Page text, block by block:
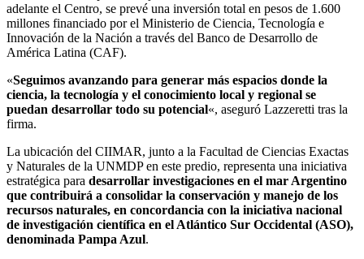
adelante el Centro, se prevé una inversión total en pesos de 1.600
millones financiado por el Ministerio de Ciencia, Tecnología e
Innovación de la Nación a través del Banco de Desarrollo de
América Latina (CAF).
«Seguimos avanzando para generar más espacios donde la
ciencia, la tecnología y el conocimiento local y regional se
puedan desarrollar todo su potencial«, aseguró Lazzeretti tras la
firma.
La ubicación del CIIMAR, junto a la Facultad de Ciencias Exactas
y Naturales de la UNMDP en este predio, representa una iniciativa
estratégica para desarrollar investigaciones en el mar Argentino
que contribuirá a consolidar la conservación y manejo de los
recursos naturales, en concordancia con la iniciativa nacional
de investigación científica en el Atlántico Sur Occidental (ASO),
denominada Pampa Azul.